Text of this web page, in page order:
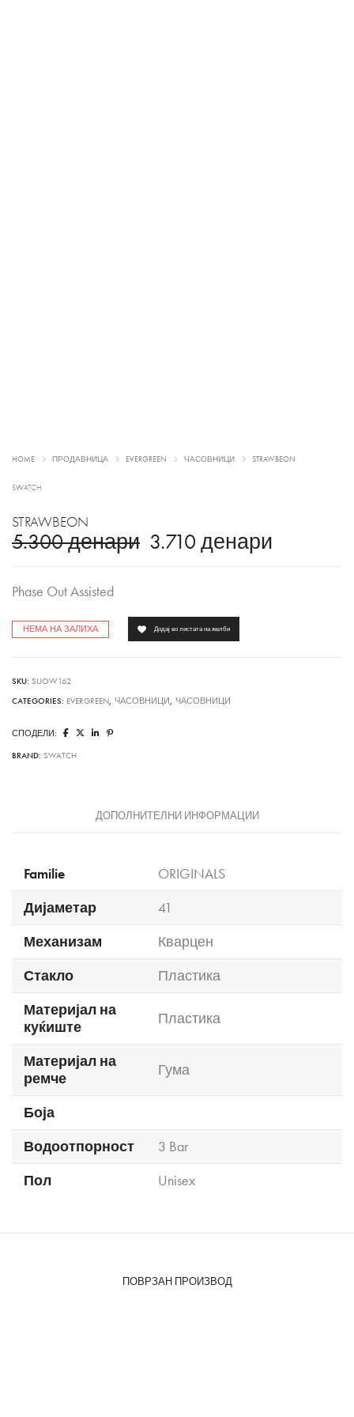
HOME ПРОДАВНИЦА EVERGREEN ЧАСОВНИЦИ STRAWBEON
SWATCH
STRAWBEON
5.300денари 3.710 денари
Phase Out Assisted
НЕМА НА ЗАЛИХА Додај во листата на желби
SKU: SUOW162
CATEGORIES: EVERGREEN, ЧАСОВНИЦИ, ЧАСОВНИЦИ
СПОДЕЛИ:
BRAND: SWATCH
ДОПОЛНИТЕЛНИ ИНФОРМАЦИИ
Familie
ORIGINALS
Дијаметар
41
Механизам
Кварцен
Стакло
Пластика
Материјал на
куќиште
Пластика
Материјал на
ремче
Гума
Боја
Водоотпорност
3 Bar
Пол
Unisex
ПОВРЗАН ПРОИЗВОД